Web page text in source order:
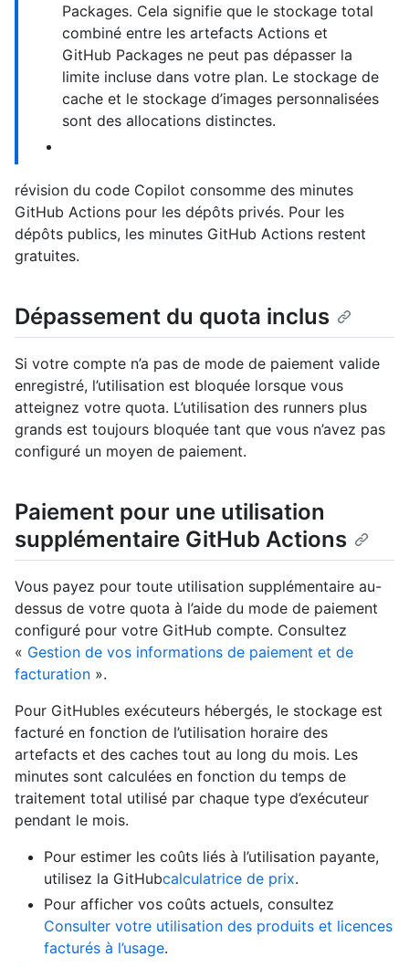
Packages. Cela signifie que le stockage total
combiné entre les artefacts Actions et
GitHub Packages ne peut pas dépasser la
limite incluse dans votre plan. Le stockage de
cache et le stockage d’images personnalisées
sont des allocations distinctes.
révision du code Copilot consomme des minutes
GitHub Actions pour les dépôts privés. Pour les
dépôts publics, les minutes GitHub Actions restent
gratuites.
Dépassement du quota inclus
Si votre compte n’a pas de mode de paiement valide
enregistré, l’utilisation est bloquée lorsque vous
atteignez votre quota. L’utilisation des runners plus
grands est toujours bloquée tant que vous n’avez pas
configuré un moyen de paiement.
Paiement pour une utilisation
supplémentaire GitHub Actions
Vous payez pour toute utilisation supplémentaire au-
dessus de votre quota à l’aide du mode de paiement
configuré pour votre GitHub compte. Consultez
« Gestion de vos informations de paiement et de
facturation ».
Pour GitHubles exécuteurs hébergés, le stockage est
facturé en fonction de l’utilisation horaire des
artefacts et des caches tout au long du mois. Les
minutes sont calculées en fonction du temps de
traitement total utilisé par chaque type d’exécuteur
pendant le mois.
Pour estimer les coûts liés à l’utilisation payante,
utilisez la GitHubcalculatrice de prix.
Pour afficher vos coûts actuels, consultez
Consulter votre utilisation des produits et licences
facturés à l’usage.